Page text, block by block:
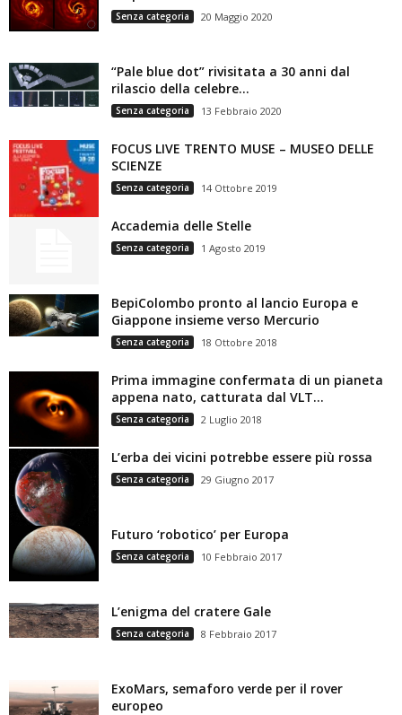
Senza categoria 20 Maggio 2020
“Pale blue dot” rivisitata a 30 anni dal
rilascio della celebre...
Senza categoria 13 Febbraio 2020
FOCUS LIVE TRENTO MUSE – MUSEO DELLE
SCIENZE
Senza categoria 14 Ottobre 2019
Accademia delle Stelle
Senza categoria 1 Agosto 2019
BepiColombo pronto al lancio Europa e
Giappone insieme verso Mercurio
Senza categoria 18 Ottobre 2018
Prima immagine confermata di un pianeta
appena nato, catturata dal VLT...
Senza categoria 2 Luglio 2018
L’erba dei vicini potrebbe essere più rossa
Senza categoria 29 Giugno 2017
Futuro ‘robotico’ per Europa
Senza categoria 10 Febbraio 2017
L’enigma del cratere Gale
Senza categoria 8 Febbraio 2017
ExoMars, semaforo verde per il rover
europeo